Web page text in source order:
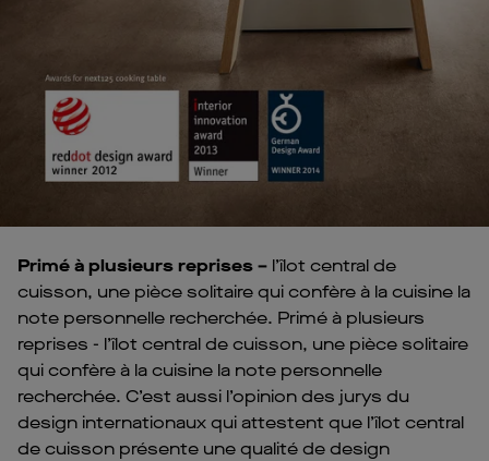
Primé à plusieurs reprises – l’îlot central de
cuisson, une pièce solitaire qui confère à la cuisine la
note personnelle recherchée. Primé à plusieurs
reprises - l’îlot central de cuisson, une pièce solitaire
qui confère à la cuisine la note personnelle
recherchée. C’est aussi l’opinion des jurys du
design internationaux qui attestent que l’îlot central
de cuisson présente une qualité de design